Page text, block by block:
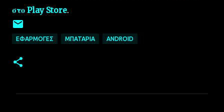
στο Play Store.
ΕΦΑΡΜΟΓΈΣ ΜΠΑΤΑΡΊΑ ANDROID